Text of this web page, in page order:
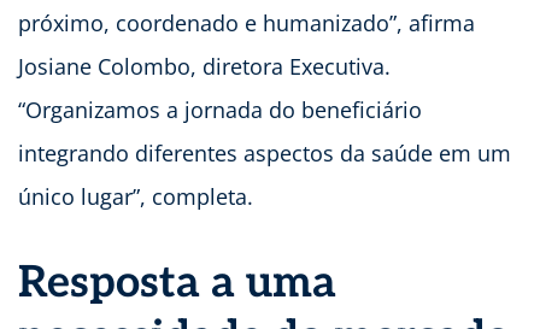
próximo, coordenado e humanizado”, afirma
Josiane Colombo, diretora Executiva.
“Organizamos a jornada do beneficiário
integrando diferentes aspectos da saúde em um
único lugar”, completa.
Resposta a uma